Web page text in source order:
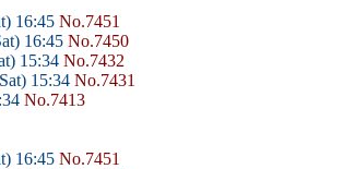
16:45 No.7451
16:45 No.7450
15:34 No.7432
15:34 No.7431
No.7413
16:45 No.7451